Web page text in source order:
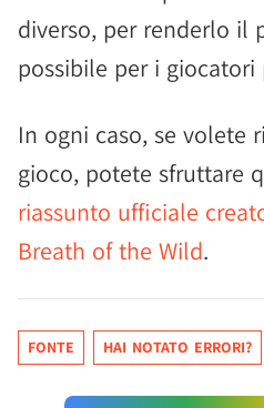
diverso, per renderlo il
possibile per i giocatori
In ogni caso, se volete
gioco, potete sfruttare
riassunto ufficiale
Breath of the Wild.
FONTE HAI NOTATO ERRORI?